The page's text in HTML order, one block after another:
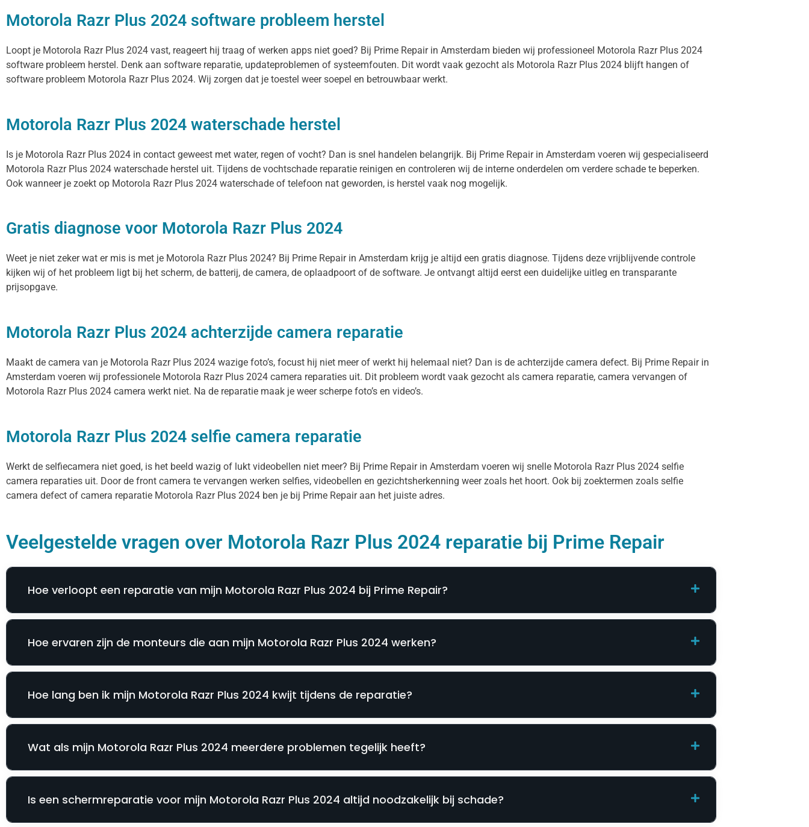
Motorola Razr Plus 2024 software probleem herstel
Loopt je Motorola Razr Plus 2024 vast, reageert hij traag of werken apps niet goed? Bij Prime Repair in Amsterdam bieden wij professioneel Motorola Razr Plus 2024
software probleem herstel. Denk aan software reparatie, updateproblemen of systeemfouten. Dit wordt vaak gezocht als Motorola Razr Plus 2024 blijft hangen of
software probleem Motorola Razr Plus 2024. Wij zorgen dat je toestel weer soepel en betrouwbaar werkt.
Motorola Razr Plus 2024 waterschade herstel
Is je Motorola Razr Plus 2024 in contact geweest met water, regen of vocht? Dan is snel handelen belangrijk. Bij Prime Repair in Amsterdam voeren wij gespecialiseerd
Motorola Razr Plus 2024 waterschade herstel uit. Tijdens de vochtschade reparatie reinigen en controleren wij de interne onderdelen om verdere schade te beperken.
Ook wanneer je zoekt op Motorola Razr Plus 2024 waterschade of telefoon nat geworden, is herstel vaak nog mogelijk.
Gratis diagnose voor Motorola Razr Plus 2024
Weet je niet zeker wat er mis is met je Motorola Razr Plus 2024? Bij Prime Repair in Amsterdam krijg je altijd een gratis diagnose. Tijdens deze vrijblijvende controle
kijken wij of het probleem ligt bij het scherm, de batterij, de camera, de oplaadpoort of de software. Je ontvangt altijd eerst een duidelijke uitleg en transparante
prijsopgave.
Motorola Razr Plus 2024 achterzijde camera reparatie
Maakt de camera van je Motorola Razr Plus 2024 wazige foto’s, focust hij niet meer of werkt hij helemaal niet? Dan is de achterzijde camera defect. Bij Prime Repair in
Amsterdam voeren wij professionele Motorola Razr Plus 2024 camera reparaties uit. Dit probleem wordt vaak gezocht als camera reparatie, camera vervangen of
Motorola Razr Plus 2024 camera werkt niet. Na de reparatie maak je weer scherpe foto’s en video’s.
Motorola Razr Plus 2024 selfie camera reparatie
Werkt de selfiecamera niet goed, is het beeld wazig of lukt videobellen niet meer? Bij Prime Repair in Amsterdam voeren wij snelle Motorola Razr Plus 2024 selfie
camera reparaties uit. Door de front camera te vervangen werken selfies, videobellen en gezichtsherkenning weer zoals het hoort. Ook bij zoektermen zoals selfie
camera defect of camera reparatie Motorola Razr Plus 2024 ben je bij Prime Repair aan het juiste adres.
Veelgestelde vragen over Motorola Razr Plus 2024 reparatie bij Prime Repair
Hoe verloopt een reparatie van mijn Motorola Razr Plus 2024 bij Prime Repair?
Hoe ervaren zijn de monteurs die aan mijn Motorola Razr Plus 2024 werken?
Hoe lang ben ik mijn Motorola Razr Plus 2024 kwijt tijdens de reparatie?
Wat als mijn Motorola Razr Plus 2024 meerdere problemen tegelijk heeft?
Is een schermreparatie voor mijn Motorola Razr Plus 2024 altijd noodzakelijk bij schade?